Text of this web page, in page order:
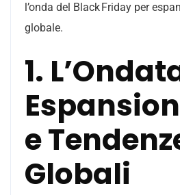
l’onda del Black Friday per
globale.
1.
e
Globali